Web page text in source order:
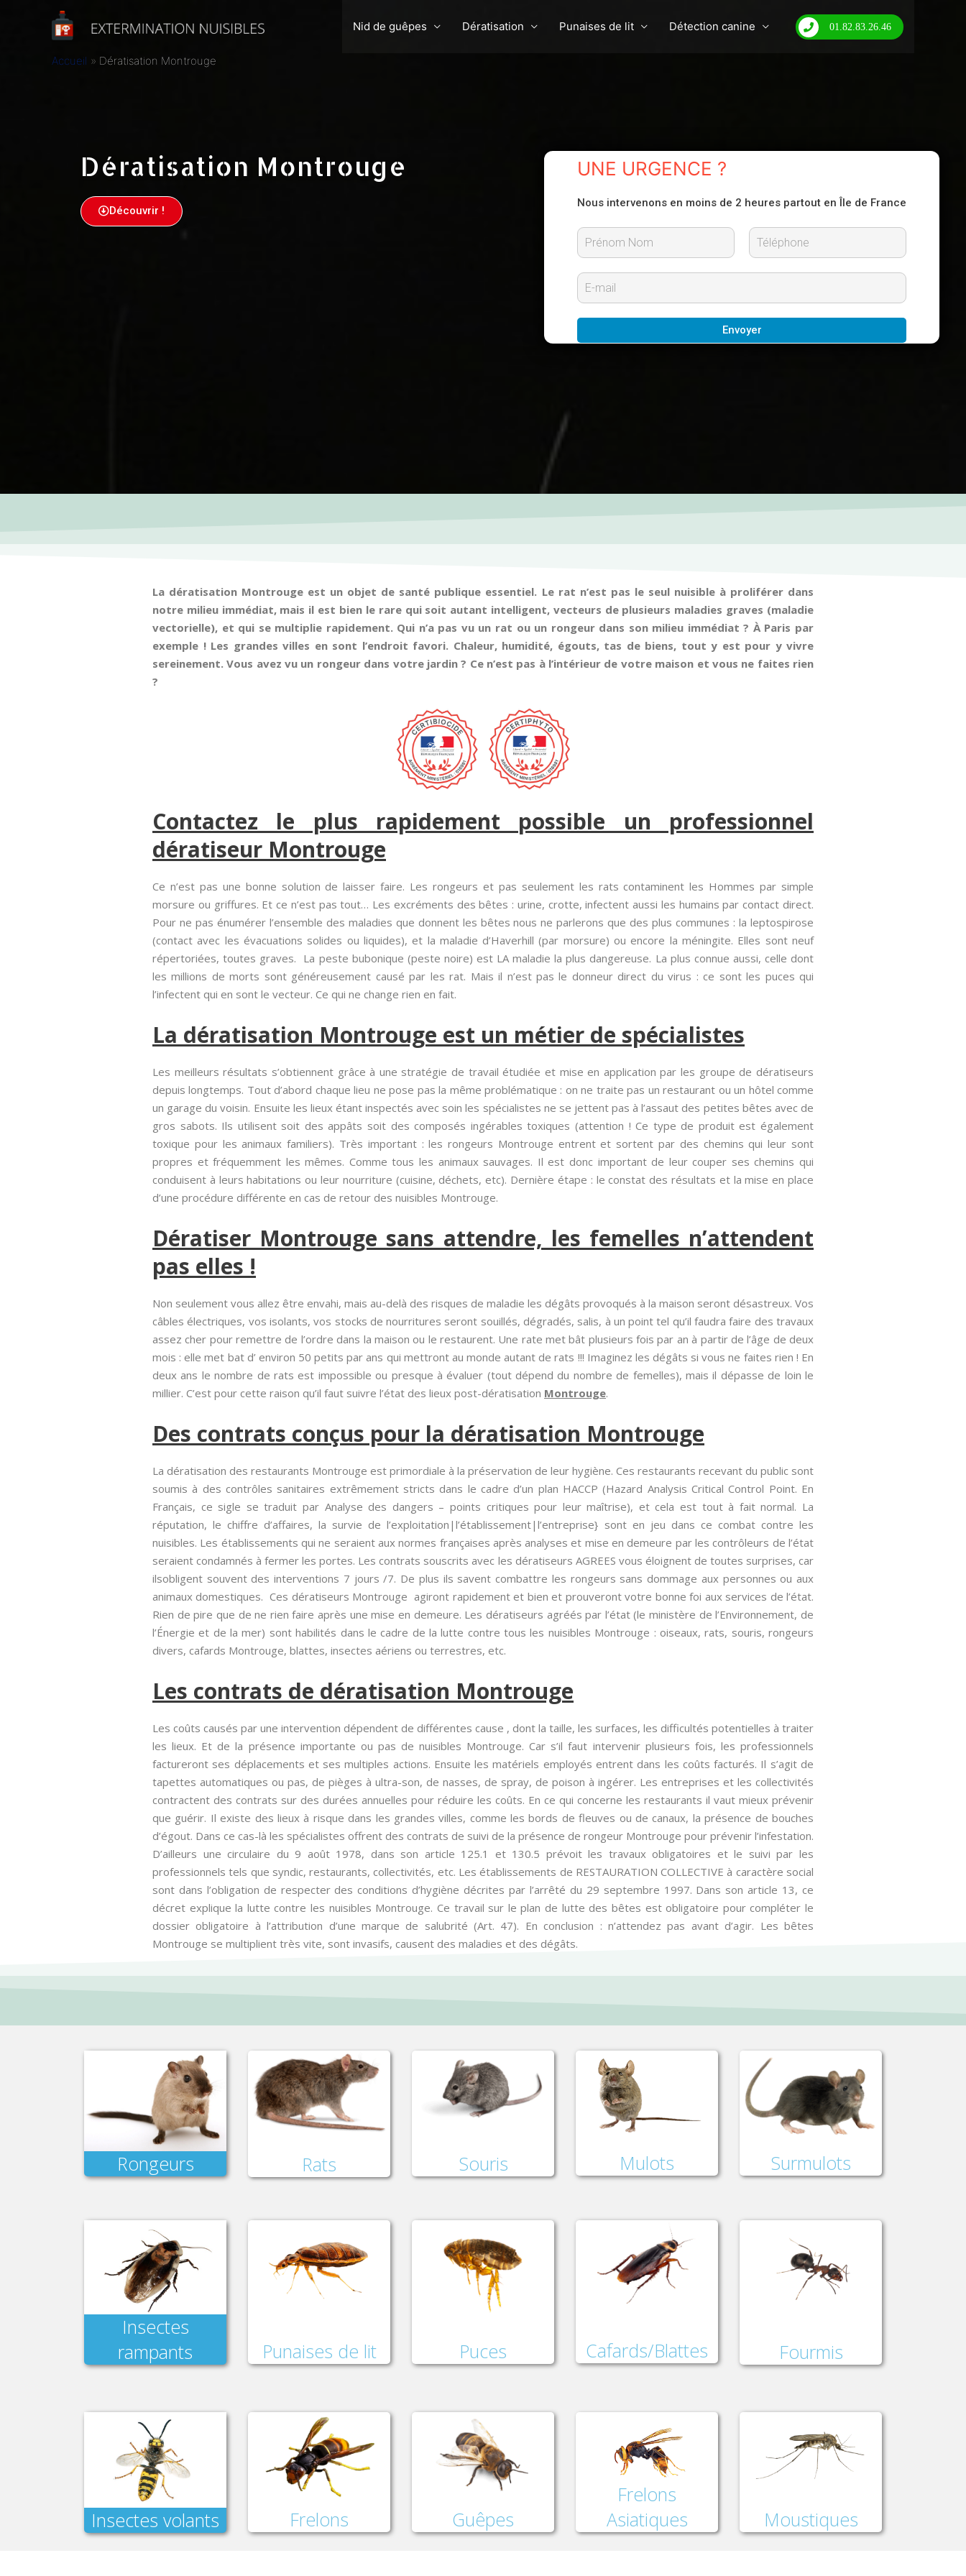
Nid de guêpes Dératisation Punaises de lit Détection canine 01.82.83.26.46
Accueil Dératisation Montrouge
Dératisation Montrouge
Découvrir !
UNE URGENCE ?
Nous intervenons en moins de 2 heures partout en Île de France
r
n
m
o
E
m
a
Envoyer
La dératisation Montrouge est un objet de santé publique essentiel. Le rat n’est pas le seul nuisible à proliférer dans
notre milieu immédiat, mais il est bien le rare qui soit autant intelligent, vecteurs de plusieurs maladies graves (maladie
vectorielle), et qui se multiplie rapidement. Qui n’a pas vu un rat ou un rongeur dans son milieu immédiat ? À Paris par
exemple ! Les grandes villes en sont l’endroit favori. Chaleur, humidité, égouts, tas de biens, tout y est pour y vivre
sereinement. Vous avez vu un rongeur dans votre jardin ? Ce n’est pas à l’intérieur de votre maison et vous ne faites rien
?
Contactez le plus rapidement possible un professionnel
dératiseur Montrouge
Ce n’est pas une bonne solution de laisser faire. Les rongeurs et pas seulement les rats contaminent les Hommes par simple
morsure ou griffures. Et ce n’est pas tout… Les excréments des bêtes : urine, crotte, infectent aussi les humains par contact direct.
Pour ne pas énumérer l’ensemble des maladies que donnent les bêtes nous ne parlerons que des plus communes : la leptospirose
(contact avec les évacuations solides ou liquides), et la maladie d’Haverhill (par morsure) ou encore la méningite. Elles sont neuf
répertoriées, toutes graves. La peste bubonique (peste noire) est LA maladie la plus dangereuse. La plus connue aussi, celle dont
les millions de morts sont généreusement causé par les rat. Mais il n’est pas le donneur direct du virus : ce sont les puces qui
l’infectent qui en sont le vecteur. Ce qui ne change rien en fait.
La dératisation Montrouge est un métier de spécialistes
Les meilleurs résultats s’obtiennent grâce à une stratégie de travail étudiée et mise en application par les groupe de dératiseurs
depuis longtemps. Tout d’abord chaque lieu ne pose pas la même problématique : on ne traite pas un restaurant ou un hôtel comme
un garage du voisin. Ensuite les lieux étant inspectés avec soin les spécialistes ne se jettent pas à l’assaut des petites bêtes avec de
gros sabots. Ils utilisent soit des appâts soit des composés ingérables toxiques (attention ! Ce type de produit est également
toxique pour les animaux familiers). Très important : les rongeurs Montrouge entrent et sortent par des chemins qui leur sont
propres et fréquemment les mêmes. Comme tous les animaux sauvages. Il est donc important de leur couper ses chemins qui
conduisent à leurs habitations ou leur nourriture (cuisine, déchets, etc). Dernière étape : le constat des résultats et la mise en place
d’une procédure différente en cas de retour des nuisibles Montrouge.
Dératiser Montrouge sans attendre, les femelles n’attendent
pas elles !
Non seulement vous allez être envahi, mais au-delà des risques de maladie les dégâts provoqués à la maison seront désastreux. Vos
câbles électriques, vos isolants, vos stocks de nourritures seront souillés, dégradés, salis, à un point tel qu’il faudra faire des travaux
assez cher pour remettre de l’ordre dans la maison ou le restaurent. Une rate met bât plusieurs fois par an à partir de l’âge de deux
mois : elle met bat d’ environ 50 petits par ans qui mettront au monde autant de rats !!! Imaginez les dégâts si vous ne faites rien ! En
deux ans le nombre de rats est impossible ou presque à évaluer (tout dépend du nombre de femelles), mais il dépasse de loin le
millier. C’est pour cette raison qu’il faut suivre l’état des lieux post-dératisation Montrouge.
Des contrats conçus pour la dératisation Montrouge
La dératisation des restaurants Montrouge est primordiale à la préservation de leur hygiène. Ces restaurants recevant du public sont
soumis à des contrôles sanitaires extrêmement stricts dans le cadre d’un plan HACCP (Hazard Analysis Critical Control Point. En
Français, ce sigle se traduit par Analyse des dangers – points critiques pour leur maîtrise), et cela est tout à fait normal. La
réputation, le chiffre d’affaires, la survie de l’exploitation|l’établissement|l’entreprise} sont en jeu dans ce combat contre les
nuisibles. Les établissements qui ne seraient aux normes françaises après analyses et mise en demeure par les contrôleurs de l’état
seraient condamnés à fermer les portes. Les contrats souscrits avec les dératiseurs AGREES vous éloignent de toutes surprises, car
ilsobligent souvent des interventions 7 jours /7. De plus ils savent combattre les rongeurs sans dommage aux personnes ou aux
animaux domestiques. Ces dératiseurs Montrouge agiront rapidement et bien et prouveront votre bonne foi aux services de l’état.
Rien de pire que de ne rien faire après une mise en demeure. Les dératiseurs agréés par l’état (le ministère de l’Environnement, de
l’Énergie et de la mer) sont habilités dans le cadre de la lutte contre tous les nuisibles Montrouge : oiseaux, rats, souris, rongeurs
divers, cafards Montrouge, blattes, insectes aériens ou terrestres, etc.
Les contrats de dératisation Montrouge
Les coûts causés par une intervention dépendent de différentes cause , dont la taille, les surfaces, les difficultés potentielles à traiter
les lieux. Et de la présence importante ou pas de nuisibles Montrouge. Car s’il faut intervenir plusieurs fois, les professionnels
factureront ses déplacements et ses multiples actions. Ensuite les matériels employés entrent dans les coûts facturés. Il s’agit de
tapettes automatiques ou pas, de pièges à ultra-son, de nasses, de spray, de poison à ingérer. Les entreprises et les collectivités
contractent des contrats sur des durées annuelles pour réduire les coûts. En ce qui concerne les restaurants il vaut mieux prévenir
que guérir. Il existe des lieux à risque dans les grandes villes, comme les bords de fleuves ou de canaux, la présence de bouches
d’égout. Dans ce cas-là les spécialistes offrent des contrats de suivi de la présence de rongeur Montrouge pour prévenir l’infestation.
D’ailleurs une circulaire du 9 août 1978, dans son article 125.1 et 130.5 prévoit les travaux obligatoires et le suivi par les
professionnels tels que syndic, restaurants, collectivités, etc. Les établissements de RESTAURATION COLLECTIVE à caractère social
sont dans l’obligation de respecter des conditions d’hygiène décrites par l’arrêté du 29 septembre 1997. Dans son article 13, ce
décret explique la lutte contre les nuisibles Montrouge. Ce travail sur le plan de lutte des bêtes est obligatoire pour compléter le
dossier obligatoire à l’attribution d’une marque de salubrité (Art. 47). En conclusion : n’attendez pas avant d’agir. Les bêtes
Montrouge se multiplient très vite, sont invasifs, causent des maladies et des dégâts.
Rongeurs Rats Souris Mulots Surmulots
Insectes
rampants
Punaises de lit Puces Cafards/Blattes Fourmis
Insectes volants Frelons Guêpes
Frelons
Asiatiques
Moustiques